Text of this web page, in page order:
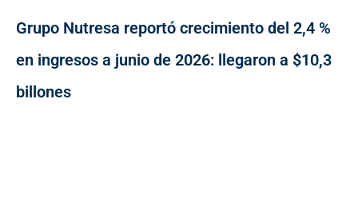
Grupo Nutresa reportó crecimiento del 2,4 %
en ingresos a junio de 2026: llegaron a $10,3
billones